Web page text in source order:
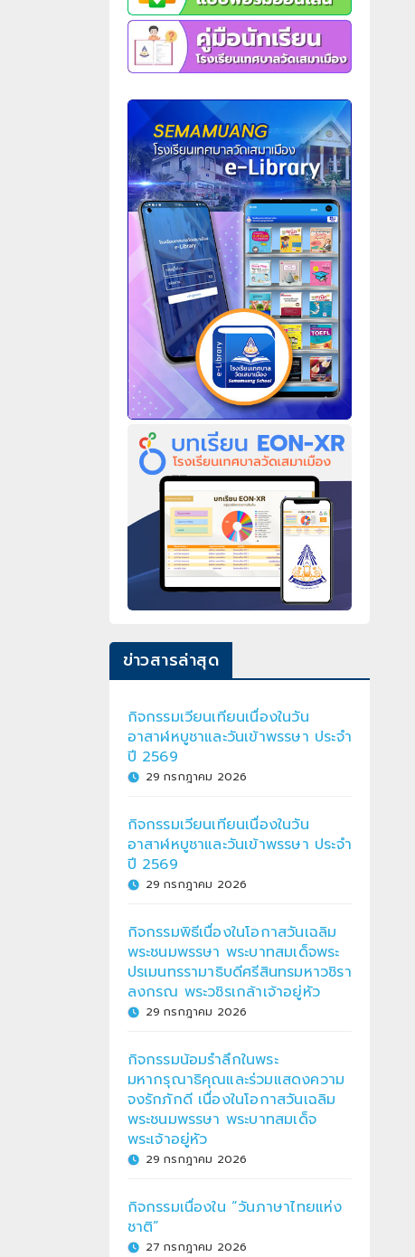
ข่าวสารล่าสุด
กิจกรรมเวียนเทียนเนื่องในวัน
อาสาฬหบูชาและวันเข้าพรรษา ประจำ
ปี 2569
29 กรกฎาคม 2026
กิจกรรมเวียนเทียนเนื่องในวัน
อาสาฬหบูชาและวันเข้าพรรษา ประจำ
ปี 2569
29 กรกฎาคม 2026
กิจกรรมพิธีเนื่องในโอกาสวันเฉลิม
พระชนมพรรษา พระบาทสมเด็จพระ
ปรเมนทรรามาธิบดีศรีสินทรมหาวชิรา
ลงกรณ พระวชิรเกล้าเจ้าอยู่หัว
29 กรกฎาคม 2026
กิจกรรมน้อมรำลึกในพระ
มหากรุณาธิคุณและร่วมแสดงความ
จงรักภักดี เนื่องในโอกาสวันเฉลิม
พระชนมพรรษา พระบาทสมเด็จ
พระเจ้าอยู่หัว
29 กรกฎาคม 2026
กิจกรรมเนื่องใน “วันภาษาไทยแห่ง
ชาติ”
27 กรกฎาคม 2026